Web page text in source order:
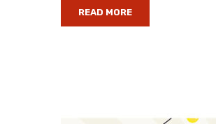
READ MORE